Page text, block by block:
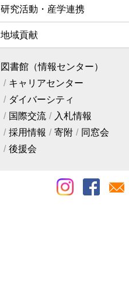
研究活動・産学連携
地域貢献
図書館（情報センター）
キャリアセンター
ダイバーシティ
国際交流
入札情報
採用情報
寄附
同窓会
後援会